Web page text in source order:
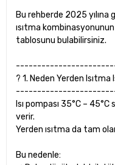
Bu rehberde 2025 yılına
ısıtma
tablosunu bulabilirsiniz.
? 1. Neden Yerden Isıtma
Isı pompası 35°C –
verir.
Yerden ısıtma da tam
Bu nedenle: